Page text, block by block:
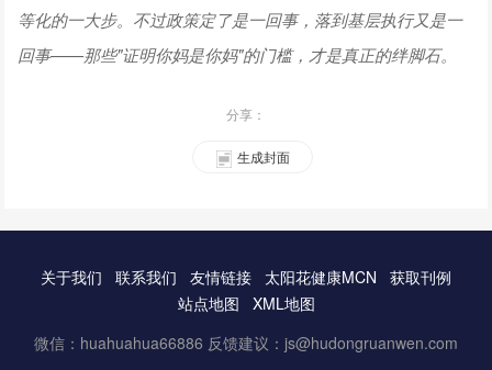
等化的一大步。不过政策定了是一回事，落到基层执行又是一
回事——那些"证明你妈是你妈"的门槛，才是真正的绊脚石。
分享：
生成封面
关于我们 联系我们 友情链接 太阳花健康MCN
获取刊例
站点地图
XML地图
微信：huahuahua66886 反馈建议：js@hudongruanwen.com